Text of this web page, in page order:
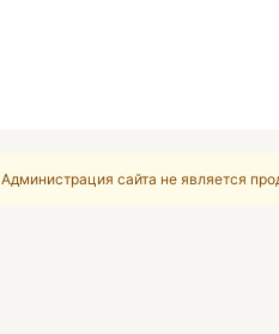
сайта не является